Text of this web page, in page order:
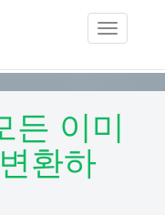
Toggle
든 이미
환하